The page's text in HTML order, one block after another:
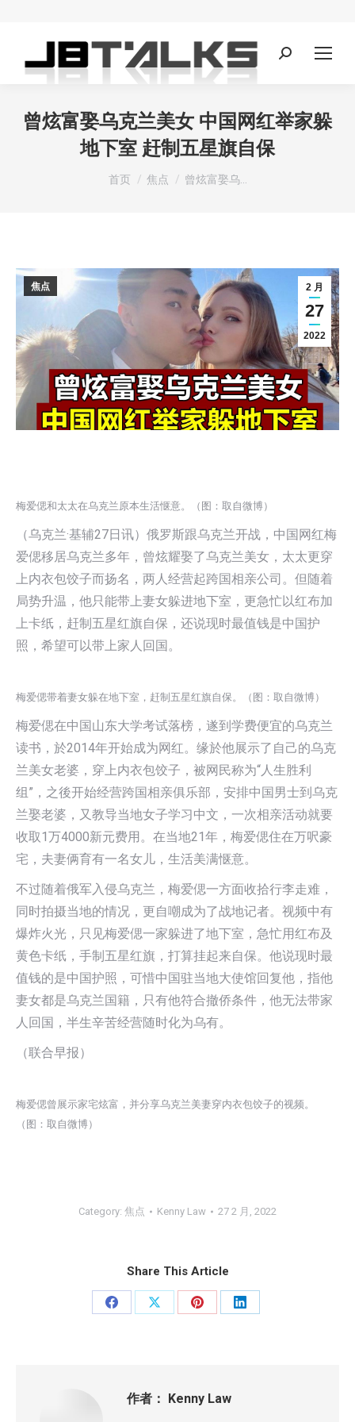
Search:
曾炫富娶乌克兰美女 中国网红举家躲
地下室 赶制五星旗自保
您在这里：
首页 焦点 曾炫富娶乌…
2 月
27
2022
焦点
梅爱偲和太太在乌克兰原本生活惬意。（图：取自微博）
（乌克兰·基辅27日讯）俄罗斯跟乌克兰开战，中国网红梅
爱偲移居乌克兰多年，曾炫耀娶了乌克兰美女，太太更穿
上内衣包饺子而扬名，两人经营起跨国相亲公司。但随着
局势升温，他只能带上妻女躲进地下室，更急忙以红布加
上卡纸，赶制五星红旗自保，还说现时最值钱是中国护
照，希望可以带上家人回国。
梅爱偲带着妻女躲在地下室，赶制五星红旗自保。（图：取自微博）
梅爱偲在中国山东大学考试落榜，遂到学费便宜的乌克兰
读书，於2014年开始成为网红。缘於他展示了自己的乌克
兰美女老婆，穿上内衣包饺子，被网民称为“人生胜利
组”，之後开始经营跨国相亲俱乐部，安排中国男士到乌克
兰娶老婆，又教导当地女子学习中文，一次相亲活动就要
收取1万4000新元费用。在当地21年，梅爱偲住在万呎豪
宅，夫妻俩育有一名女儿，生活美满惬意。
不过随着俄军入侵乌克兰，梅爱偲一方面收拾行李走难，
同时拍摄当地的情况，更自嘲成为了战地记者。视频中有
爆炸火光，只见梅爱偲一家躲进了地下室，急忙用红布及
黄色卡纸，手制五星红旗，打算挂起来自保。他说现时最
值钱的是中国护照，可惜中国驻当地大使馆回复他，指他
妻女都是乌克兰国籍，只有他符合撤侨条件，他无法带家
人回国，半生辛苦经营随时化为乌有。
（联合早报）
梅爱偲曾展示家宅炫富，并分享乌克兰美妻穿内衣包饺子的视频。
（图：取自微博）
Category: 焦点 Kenny Law 27 2 月, 2022
Share This Article
分
分
分
分
作者： Kenny Law